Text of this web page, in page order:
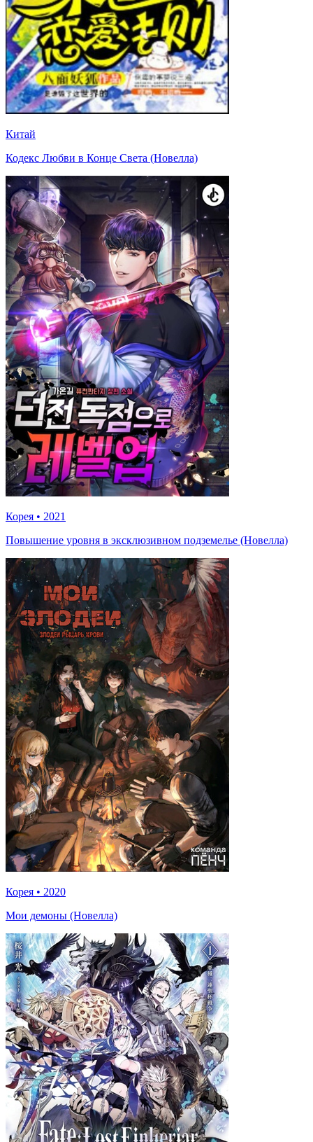
Китай
Кодекс Любви в Конце Света (Новелла)
Корея • 2021
Повышение уровня в эксклюзивном подземелье (Новелла)
Корея • 2020
Мои демоны (Новелла)